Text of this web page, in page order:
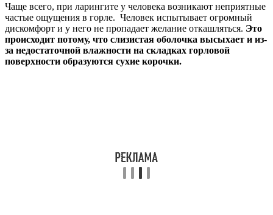
Чаще всего, при ларингите у человека возникают неприятные
частые ощущения в горле. Человек испытывает огромный
дискомфорт и у него не пропадает желание откашляться. Это
происходит потому, что слизистая оболочка высыхает и из-
за недостаточной влажности на складках горловой
поверхности образуются сухие корочки.